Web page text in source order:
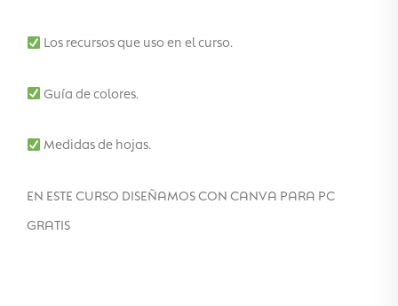
Los recursos que uso en el curso.
Guía de colores.
Medidas de hojas.
EN ESTE CURSO DISEÑAMOS CON CANVA PARA PC
GRATIS